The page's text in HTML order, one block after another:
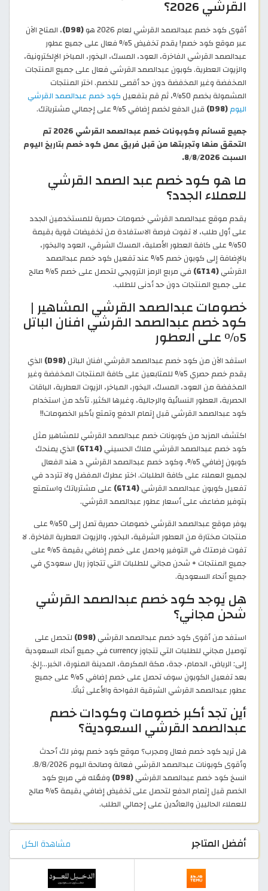
القرشي 2026؟
أقوى كود خصم عبدالصمد القرشي لعام 2026 هو (D98)
، المتاح الآن
عبر موقع كود خصم! يقدم تخفيض 5% فعال على جميع عطور
عبدالصمد القرشي الفاخرة، العود، المسك، البخور، المباخر الإلكترونية،
والزيوت العطرية. كوبون عبدالصمد القرشي فعال على جميع المنتجات
المخفضة وغير المخفضة دون حد أقصى للخصم. اختر المنتجات
المشمولة بخصم 50%، ثم قم بتفعيل
كود خصم عبدالصمد القرشي
اليوم(D98)
قبل الدفع لخصم إضافي 5% على إجمالي مشترياتك.
جميع قسائم وكوبونات خصم عبدالصمد القرشي 2026 تم
التحقق منها وتجربتها من قبل فريق عمل كود خصم بتاريخ اليوم
السبت 8/8/2026.
ما هو كود خصم عبد الصمد القرشي
للعملاء الجدد؟
يقدم موقع عبدالصمد القرشي خصومات حصرية للمستخدمين الجدد
على أول طلب، لا تفوت فرصة الاستفادة من تخفيضات قوية بقيمة
50% على كافة العطور الأصلية، المسك الشرقي، العود والبخور،
بالإضافة إلى كوبون خصم 5% عند تفعيل كود خصم عبدالصمد
القرشي(GT14)
في مربع الرمز الترويجي لتحصل على خصم 5% صالح
على جميع المنتجات دون حد أدنى للطلب.
خصومات عبدالصمد القرشي المشاهير |
كود خصم عبدالصمد القرشي افنان الباتل
5% على العطور
استفد الآن من كود خصم عبدالصمد القرشي افنان الباتل(D98)
الذي
يقدم خصم حصري 5% للمتابعين على كافة المنتجات المخفضة وغير
المخفضة من العود، المسك، البخور، المباخر، الزيوت العطرية، الباقات
الحصرية، العطور النسائية والرجالية، وغيرها الكثير. تأكد من استخدام
كود عبدالصمد القرشي قبل إتمام الدفع وتمتع بأكبر الخصومات!!
اكتشف المزيد من كوبونات خصم عبدالصمد القرشي للمشاهير مثل
كود خصم عبدالصمد القرشي ملاك الحسيني(GT14)
الذي يمنحك
كوبون إضافي 5%، وكود خصم عبدالصمد القرشي د هند الفعال
لجميع العملاء على كافة الطلبات. اختر عطرك المفضل ولا تتردد في
تفعيل كوبون عبدالصمد القرشي(GT14)
على مشترياتك واستمتع
بتوفير مضاعف على أسعار عطور عبدالصمد القرشي.
يوفر موقع عبدالصمد القرشي خصومات حصرية تصل إلى 50% على
منتجات مختارة من العطور الشرقية، البخور، والزيوت العطرية الفاخرة. لا
تفوت فرصتك في التوفير واحصل على خصم إضافي بقيمة 5% على
جميع المنتجات + شحن مجاني للطلبات التي تتجاوز ريال سعودي في
جميع أنحاء السعودية.
هل يوجد كود خصم عبدالصمد القرشي
شحن مجاني؟
استفد من أقوى كود خصم عبدالصمد القرشي(D98)
لتحصل على
توصيل مجاني للطلبات التي تتجاوز currency في جميع أنحاء السعودية
إلى: الرياض، الدمام، جدة، مكة المكرمة، المدينة المنورة، الخبر…إلخ.
بعد تفعيل الكوبون سوف تحصل على خصم إضافي 5% على جميع
عطور عبدالصمد القرشي الشرقية الفواحة والأعلى ثباتًا.
أين تجد أكبر خصومات وكودات خصم
عبدالصمد القرشي السعودية؟
هل تريد كود خصم فعال ومجرب؟ موقع كود خصم يوفر لك أحدث
وأقوى كوبونات عبدالصمد القرشي فعالة وصالحة اليوم 8/8/2026.
انسخ كود خصم عبدالصمد القرشي(D98)
وفعّله في مربع كود
الخصم قبل إتمام الدفع لتحصل على تخفيض إضافي بقيمة 5% صالح
للعملاء الحاليين والعائدين على إجمالي الطلب.
أفضل المتاجر مشاهدة الكل